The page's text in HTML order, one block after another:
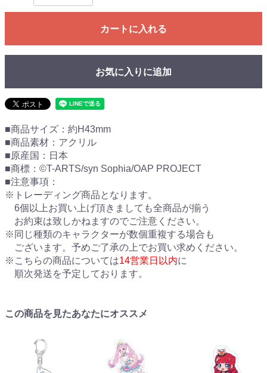
カートに入れる
お気に入りに追加
■商品サイズ：約H43mm
■商品素材：アクリル
■原産国：日本
■商標：©T-ARTS/syn Sophia/OAP PROJECT
■注意事項：
※トレーディング商品となります。
6個以上お買い上げ頂きましても全商品が揃う
お約束は致しかねますのでご注意ください。
※同じ種類のキャラクターが数個重複する場合も
ございます。予めご了承の上でお買い求めください。
※こちらの商品については14営業日以内に
順次発送を予定しております。
この商品を見たあなたにオススメ